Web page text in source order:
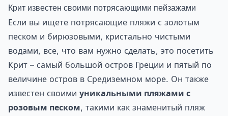
Крит известен своими потрясающими пейзажами
Если вы ищете потрясающие пляжи с золотым
песком и бирюзовыми, кристально чистыми
водами, все, что вам нужно сделать, это посетить
Крит – самый большой остров Греции и пятый по
величине остров в Средиземном море. Он также
известен своими уникальными пляжами с
розовым песком, такими как знаменитый пляж